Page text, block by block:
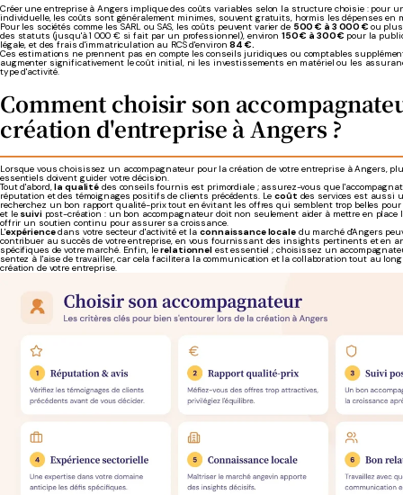
Créer une entreprise à Angers implique des coûts variables selon la structure choisie : pour
individuelle, les coûts sont généralement minimes, souvent gratuits, hormis les dépenses en
Pour les sociétés comme les SARL ou SAS, les coûts peuvent varier de 500 € à 3 000 € ou
des statuts (jusqu'à 1 000 € si fait par un professionnel), environ 150 € à 300 € pour la
légale, et des frais d'immatriculation au RCS d'environ84 €.
Ces estimations ne prennent pas en compte les conseils juridiques ou comptables
augmenter significativement le coût initial, ni les investissements en matériel ou les
type d'activité.
Comment choisir son
création d'entreprise à Angers ?
Lorsque vous choisissez un accompagnateur pour la création de votre entreprise à Angers,
essentiels doivent guider votre décision.
Tout d'abord,la qualité des conseils fournis est primordiale ; assurez-vous que
réputation et des témoignages positifs de clients précédents. Lecoût des services est aussi
recherchez un bon rapport qualité-prix tout en évitant les offres qui semblent trop belles pour
et le suivipost-création : un bon accompagnateur doit non seulement aider à mettre en place
offrir un soutien continu pour assurer sa croissance.
L'expériencedans votre secteur d'activité et laconnaissance localedu marché d'Angers
contribuer au succès de votre entreprise, en vous fournissant des insights pertinents et en
spécifiques de votre marché. Enfin, lerelationnel est essentiel ; choisissez un
sentez à l'aise de travailler, car cela facilitera la communication et la collaboration tout au
création de votre entreprise.